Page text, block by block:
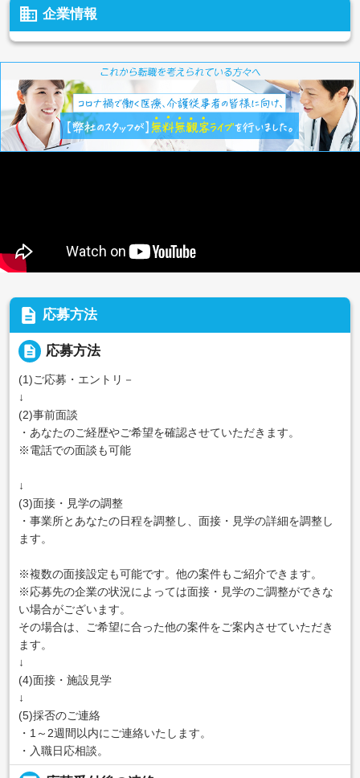
business 企業情報
description 応募方法
description 応募方法
(1)ご応募・エントリ－
↓
(2)事前面談
・あなたのご経歴やご希望を確認させていただきます。
※電話での面談も可能
↓
(3)面接・見学の調整
・事業所とあなたの日程を調整し、面接・見学の詳細を調整し
ます。
※複数の面接設定も可能です。他の案件もご紹介できます。
※応募先の企業の状況によっては面接・見学のご調整ができな
い場合がございます。
その場合は、ご希望に合った他の案件をご案内させていただき
ます。
↓
(4)面接・施設見学
↓
(5)採否のご連絡
・1～2週間以内にご連絡いたします。
・入職日応相談。